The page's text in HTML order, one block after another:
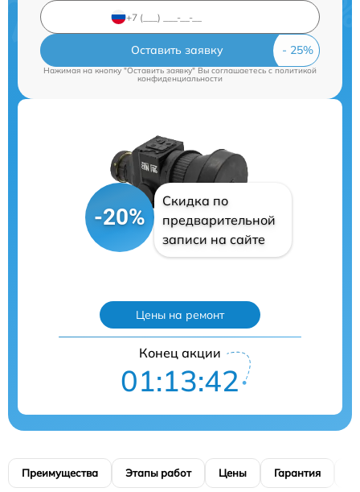
Оставить заявку
Нажимая на кнопку "Оставить заявку" Вы соглашаетесь cполитикой
конфиденциальности
-20%
Скидка по
предварительной
записи на сайте
Цены на ремонт
Конец акции
01:13:41
Преимущества Этапы работ Цены Гарантия